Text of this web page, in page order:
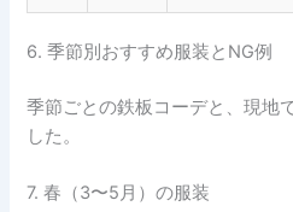
6. 季節別おすすめ服装とNG例
季節ごとの鉄板コーデと、現地
した。
7. 春（3〜5月）の服装